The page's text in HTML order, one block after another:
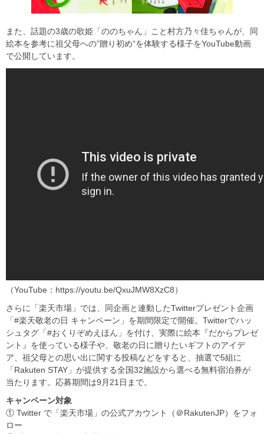
また、話題の3歳の歌姫「ののちゃん」こと村方乃々佳ちゃんが、同
絵本を参考に祖父母への”贈り初め“を体験する様子をYouTube動画
で公開しています。
（YouTube：https://youtu.be/QxuJMW8XzC8）
さらに「楽天市場」では、同企画と連動したTwitterプレゼント企画
「#楽天敬老の日 キャンペーン」を期間限定で開催。Twitterでハッ
シュタグ「#おくりぞめえほん」を付け、実際に絵本『だからプレゼ
ント』を使っている様子や、敬老の日に贈りたいギフトのアイデ
ア、祖父母との思い出に関する投稿などをすると、抽選で5組に
「Rakuten STAY」が提供する全国32施設から選べる無料宿泊券が
当たります。応募期間は9月21日まで。
キャンペーン対象
① Twitter で「楽天市場」の公式アカウント（＠RakutenJP）をフォ
ロー